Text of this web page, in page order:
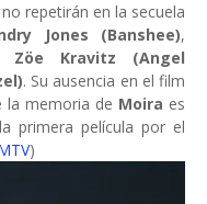
repetirán en la secuela
Jones (Banshee),
Zöe Kravitz (Angel
. Su ausencia en el film
la memoria de Moira es
primera película por el
)